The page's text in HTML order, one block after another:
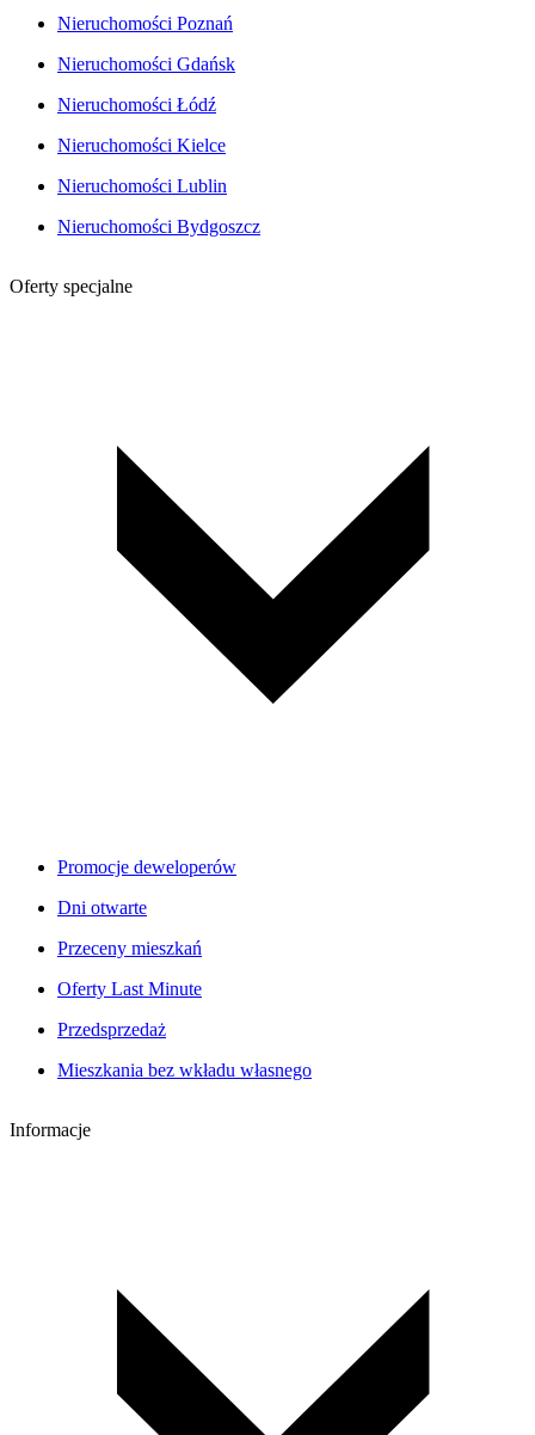
Nieruchomości Poznań
Nieruchomości Gdańsk
Nieruchomości Łódź
Nieruchomości Kielce
Nieruchomości Lublin
Nieruchomości Bydgoszcz
Oferty specjalne
Promocje deweloperów
Dni otwarte
Przeceny mieszkań
Oferty Last Minute
Przedsprzedaż
Mieszkania bez wkładu własnego
Informacje